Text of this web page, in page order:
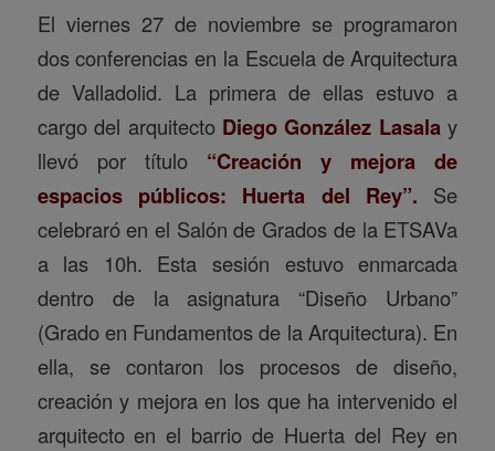
El viernes 27 de noviembre se programaron
dos conferencias en la Escuela de Arquitectura
de Valladolid. La primera de ellas estuvo a
cargo del arquitecto Diego González Lasala y
llevó por título “Creación y mejora de
espacios públicos: Huerta del Rey”. Se
celebraró en el Salón de Grados de la ETSAVa
a las 10h. Esta sesión estuvo enmarcada
dentro de la asignatura “Diseño Urbano”
(Grado en Fundamentos de la Arquitectura). En
ella, se contaron los procesos de diseño,
creación y mejora en los que ha intervenido el
arquitecto en el barrio de Huerta del Rey en